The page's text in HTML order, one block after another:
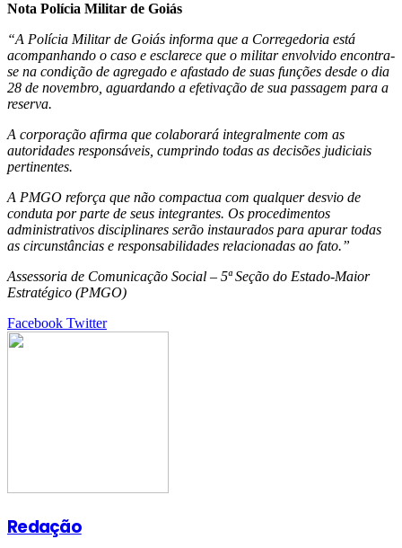
Nota Polícia Militar de Goiás
“A Polícia Militar de Goiás informa que a Corregedoria está
acompanhando o caso e esclarece que o militar envolvido encontra-
se na condição de agregado e afastado de suas funções desde o dia
28 de novembro, aguardando a efetivação de sua passagem para a
reserva.
A corporação afirma que colaborará integralmente com as
autoridades responsáveis, cumprindo todas as decisões judiciais
pertinentes.
A PMGO reforça que não compactua com qualquer desvio de
conduta por parte de seus integrantes. Os procedimentos
administrativos disciplinares serão instaurados para apurar todas
as circunstâncias e responsabilidades relacionadas ao fato.”
Assessoria de Comunicação Social – 5ª Seção do Estado-Maior
Estratégico (PMGO)
Facebook TwitterGoogle+
LinkedIn
StumbleUpon
Tumblr
Pinterest
Reddit
VKontakte
Share
Print
Redação